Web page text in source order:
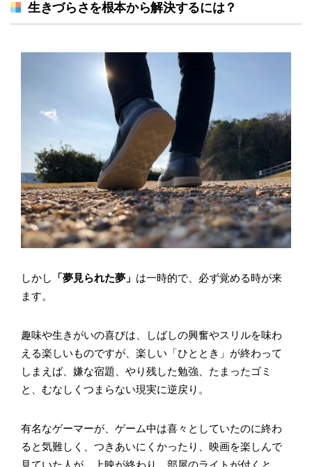
生きづらさを根本から解決するには？
しかし 「夢見られた夢」 は一時的で、必ず覚める時が来
ます。
趣味や生きがいの喜びは、しばしの興奮やスリルを味わ
える楽しいものですが、楽しい「ひととき」が終わって
しまえば、嫌な宿題、やり残した勉強、たまったゴミ
と、むなしくつまらない現実に逆戻り。
有名なゲーマーが、ゲーム中は喜々としていたのに終わ
ると気難しく、つきあいにくかったり、映画を楽しんで
見ていた人が、上映が終わり、部屋のライトが付くと、